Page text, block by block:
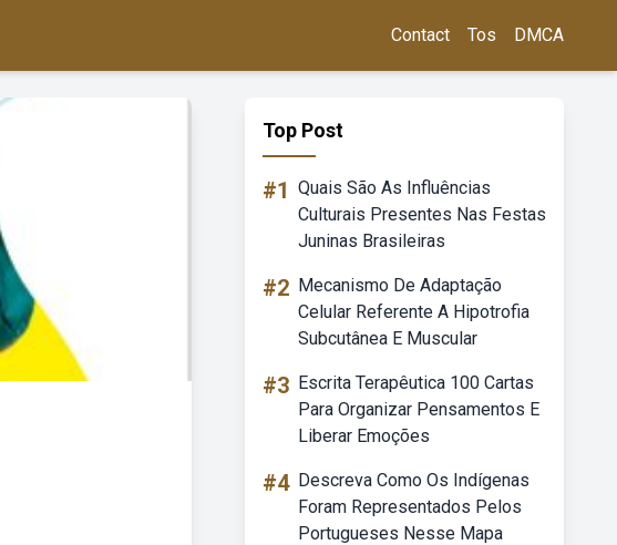
Contact Tos DMCA
Top Post
#1 Quais São As Influências
Culturais Presentes Nas Festas
Juninas Brasileiras
#2 Mecanismo De Adaptação
Celular Referente A Hipotrofia
Subcutânea E Muscular
#3 Escrita Terapêutica 100 Cartas
Para Organizar Pensamentos E
Liberar Emoções
#4 Descreva Como Os Indígenas
Foram Representados Pelos
Portugueses Nesse Mapa